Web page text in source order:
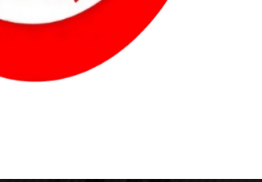
आज का राशिफल — 26 अगस्त 2025